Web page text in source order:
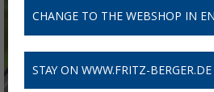
CHANGE TO THE WEBSHOP IN
STAY ON WWW.FRITZ-BERGER.DE